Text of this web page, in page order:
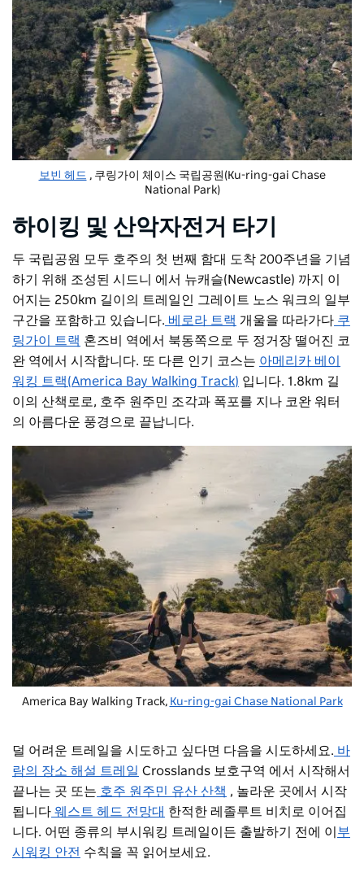
보빈 헤드 , 쿠링가이 체이스 국립공원(Ku-ring-gai Chase
National Park)
하이킹 및 산악자전거 타기
두 국립공원 모두 호주의 첫 번째 함대 도착 200주년을 기념
하기 위해 조성된 시드니 에서 뉴캐슬(Newcastle) 까지 이
어지는 250km 길이의 트레일인 그레이트 노스 워크의 일부
구간을 포함하고 있습니다. 베로라 트랙 개울을 따라가다 쿠
링가이 트랙 혼즈비 역에서 북동쪽으로 두 정거장 떨어진 코
완 역에서 시작합니다. 또 다른 인기 코스는 아메리카 베이
워킹 트랙(America Bay Walking Track) 입니다. 1.8km 길
이의 산책로로, 호주 원주민 조각과 폭포를 지나 코완 워터
의 아름다운 풍경으로 끝납니다.
America Bay Walking Track, Ku-ring-gai Chase National Park
덜 어려운 트레일을 시도하고 싶다면 다음을 시도하세요. 바
람의 장소 해설 트레일 Crosslands 보호구역 에서 시작해서
끝나는 곳 또는 호주 원주민 유산 산책 , 놀라운 곳에서 시작
됩니다 웨스트 헤드 전망대 한적한 레졸루트 비치로 이어집
니다. 어떤 종류의 부시워킹 트레일이든 출발하기 전에 이 부
시워킹 안전 수칙을 꼭 읽어보세요.